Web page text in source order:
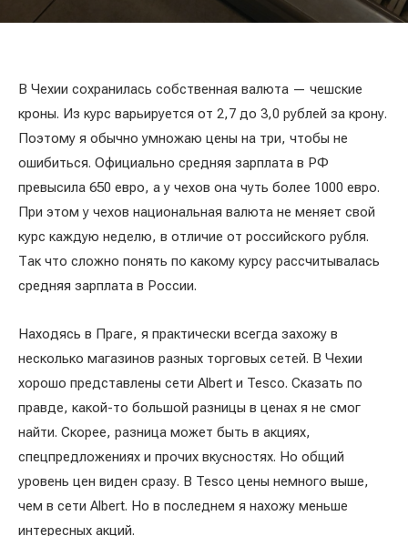
В Чехии сохранилась собственная валюта — чешские
кроны. Из курс варьируется от 2,7 до 3,0 рублей за крону.
Поэтому я обычно умножаю цены на три, чтобы не
ошибиться. Официально средняя зарплата в РФ
превысила 650 евро, а у чехов она чуть более 1000 евро.
При этом у чехов национальная валюта не меняет свой
курс каждую неделю, в отличие от российского рубля.
Так что сложно понять по какому курсу рассчитывалась
средняя зарплата в России.
Находясь в Праге, я практически всегда захожу в
несколько магазинов разных торговых сетей. В Чехии
хорошо представлены сети Albert и Tesco. Сказать по
правде, какой-то большой разницы в ценах я не смог
найти. Скорее, разница может быть в акциях,
спецпредложениях и прочих вкусностях. Но общий
уровень цен виден сразу. В Tesco цены немного выше,
чем в сети Albert. Но в последнем я нахожу меньше
интересных акций.